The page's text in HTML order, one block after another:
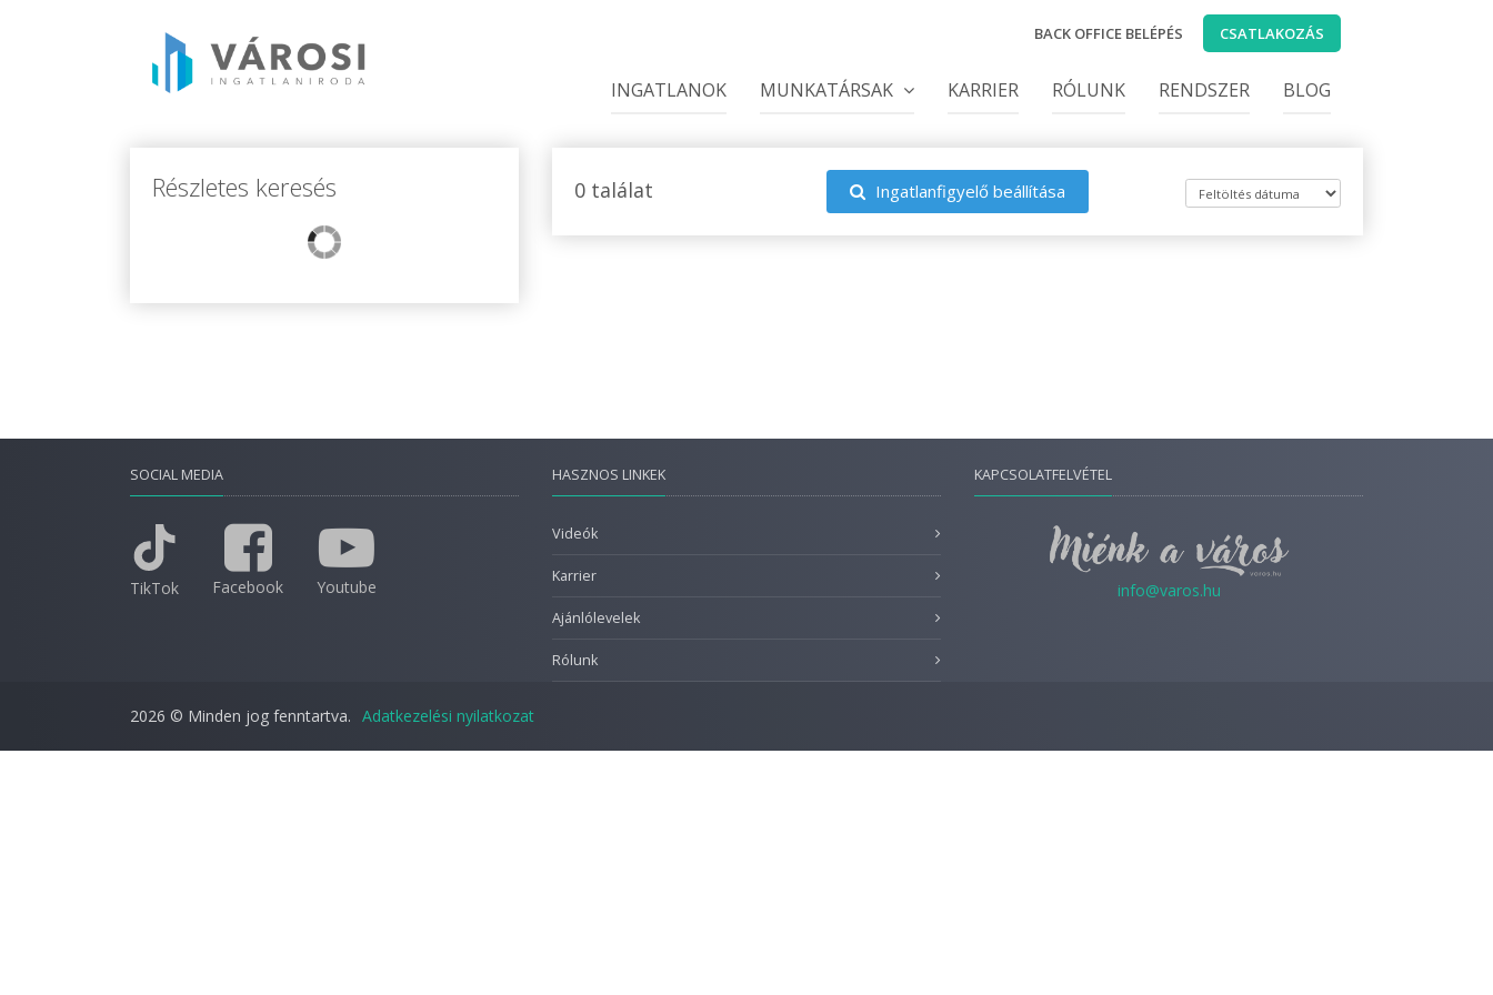
BACK OFFICE BELÉPÉS CSATLAKOZÁS
INGATLANOK MUNKATÁRSAK KARRIER RÓLUNK RENDSZER BLOG
Részletes keresés 0 találat Ingatlanfigyelő beállítása
SOCIAL MEDIA
TikTok Facebook Youtube
HASZNOS LINKEK
Videók
Karrier
Ajánlólevelek
Rólunk
KAPCSOLATFELVÉTEL
info@varos.hu
2026 © Minden jog fenntartva. Adatkezelési nyilatkozat